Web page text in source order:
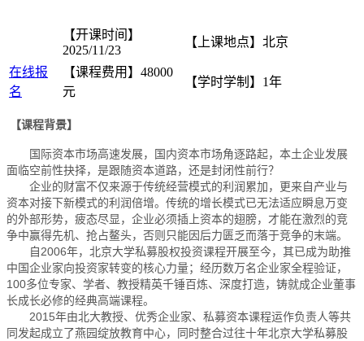
【开课时间】
2025/11/23
【上课地点】 北京
在线报
名
【课程费用】 48000
元
【学时学制】 1年
【课程背景】
国际资本市场高速发展，国内资本市场角逐路起，本土企业发展
面临空前性抉择，是跟随资本道路，还是封闭性前行？
企业的财富不仅来源于传统经营模式的利润累加，更来自产业与
资本对接下新模式的利润倍增。传统的增长模式已无法适应瞬息万变
的外部形势，疲态尽显，企业必须插上资本的翅膀，才能在激烈的竞
争中赢得先机、抢占鳌头，否则只能因后力匮乏而落于竞争的末端。
自2006年，北京大学私募股权投资课程开展至今，其已成为助推
中国企业家向投资家转变的核心力量；经历数万名企业家全程验证，
100多位专家、学者、教授精英千锤百炼、深度打造，铸就成企业董事
长成长必修的经典高端课程。
2015年由北大教授、优秀企业家、私募资本课程运作负责人等共
同发起成立了燕园绽放教育中心，同时整合过往十年北京大学私募股